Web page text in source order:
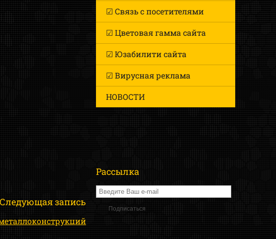
Следующая запись
☑ Связь с посетителями
☑ Цветовая гамма сайта
☑ Юзабилити сайта
☑ Вирусная реклама
НОВОСТИ
Рассылка